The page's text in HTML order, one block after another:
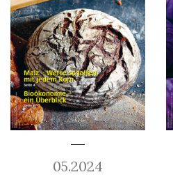
05.2024